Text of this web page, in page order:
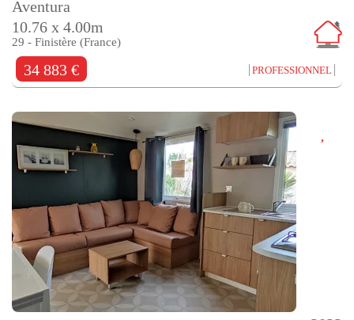
Aventura
10.76 x 4.00m
29 - Finistère (France)
34 883 € PROFESSIONNEL